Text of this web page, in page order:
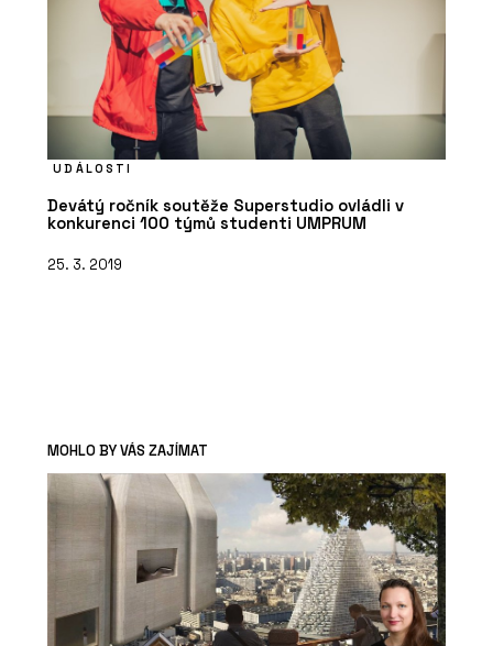
UDÁLOSTI
Devátý ročník soutěže Superstudio ovládli v
konkurenci 100 týmů studenti UMPRUM
25. 3. 2019
MOHLO BY VÁS ZAJÍMAT